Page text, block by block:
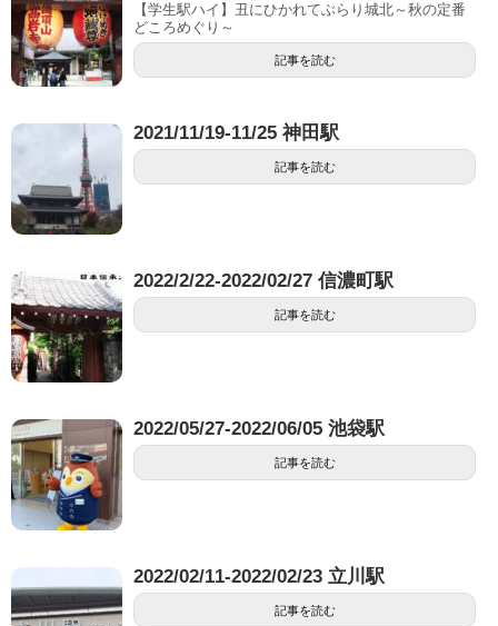
【学生駅ハイ】丑にひかれてぶらり城北～秋の定番
どころめぐり～
記事を読む
2021/11/19-11/25 神田駅
記事を読む
2022/2/22-2022/02/27 信濃町駅
記事を読む
2022/05/27-2022/06/05 池袋駅
記事を読む
2022/02/11-2022/02/23 立川駅
記事を読む